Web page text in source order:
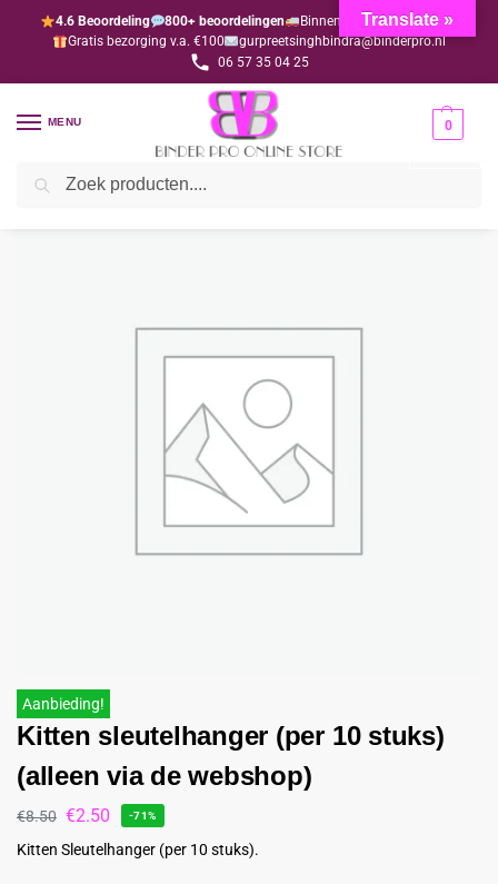
4.6 Beoordeling 800+ beoordelingen
Binnen 1-3 dagen geleverd
Gratis bezorging v.a. €100
gurpreetsinghbindra@binderpro.nl
06 57 35 04 25
MENU 0
Home Bedankjesafdeling
Aanbieding!
Kitten sleutelhanger (per 10 stuks)
(alleen via de webshop)
€8.50 €2.50 -71%
Kitten Sleutelhanger (per 10 stuks).
Translate »